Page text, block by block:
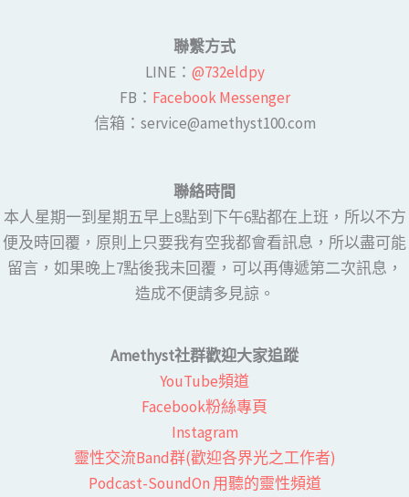
聯繫方式
LINE​： @732eldpy
FB：​ Facebook Messenger
​​信箱：service@amethyst100.com
聯絡時間
本人星期一到星期五早上8點到下午6點都在上班，所以不方
便及時回覆，原則上只要我有空我都會看訊息，所以盡可能
留言，如果晚上7點後我未回覆，可以再傳遞第二次訊息，
造成不便請多見諒。
Amethyst社群歡迎大家追蹤
YouTube頻道
Facebook粉絲專頁​
Instagram
靈性交流Band群(歡迎各界光之工作者)​
Podcast-SoundOn 用聽的靈性頻道